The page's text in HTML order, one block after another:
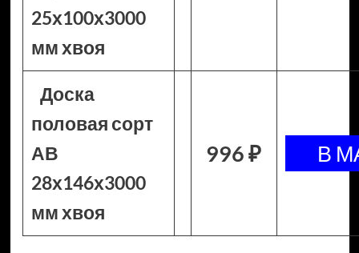
25х100х3000
мм хвоя
Доска
половая сорт
АВ
28х146х3000
мм хвоя
996 ₽